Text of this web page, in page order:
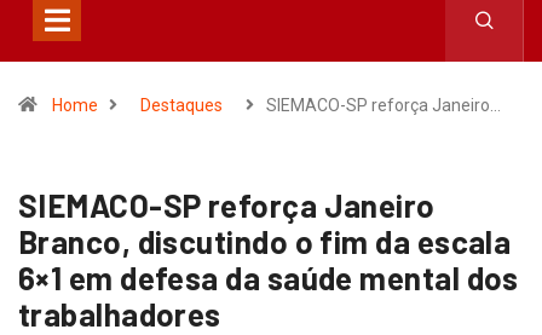
Home Destaques SIEMACO-SP reforça Janeiro…
SIEMACO-SP reforça Janeiro
Branco, discutindo o fim da escala
6×1 em defesa da saúde mental dos
trabalhadores